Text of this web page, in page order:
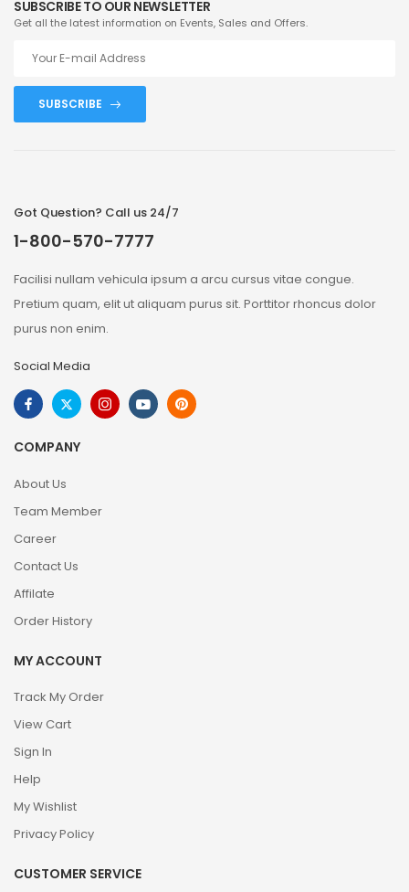
SUBSCRIBE TO OUR NEWSLETTER
Get all the latest information on Events, Sales and Offers.
SUBSCRIBE
Got Question? Call us 24/7
1-800-570-7777
Facilisi nullam vehicula ipsum a arcu cursus vitae congue.
Pretium quam, elit ut aliquam purus sit. Porttitor rhoncus dolor
purus non enim.
Social Media
COMPANY
About Us
Team Member
Career
Contact Us
Affilate
Order History
MY ACCOUNT
Track My Order
View Cart
Sign In
Help
My Wishlist
Privacy Policy
CUSTOMER SERVICE